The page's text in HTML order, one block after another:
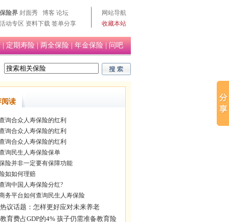
保险界 封面秀 博客 论坛
活动专区 资料下载 签单分享
网站导航
收藏本站
|定期寿险|两全保险|年金保险|问吧
阅读
询合众人寿保险的红利
询合众人寿保险的红利
询合众人寿保险的红利
询民生人寿保险保单
险并非一定要有保障功能
如如何理赔
询中国人寿保险分红?
务平台如何查询民生人寿保险